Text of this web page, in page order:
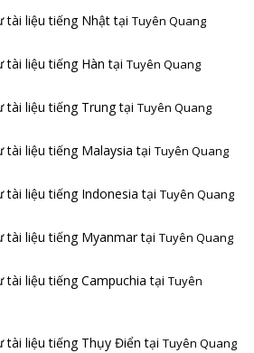
tài liệu tiếng Nhật tại Tuyên Quang
tài liệu tiếng Hàn tại Tuyên Quang
tài liệu tiếng Trung tại Tuyên Quang
tài liệu tiếng Malaysia tại Tuyên Quang
tài liệu tiếng Indonesia tại Tuyên Quang
tài liệu tiếng Myanmar tại Tuyên Quang
tài liệu tiếng Campuchia tại Tuyên
tài liệu tiếng Thụy Điển tại Tuyên Quang